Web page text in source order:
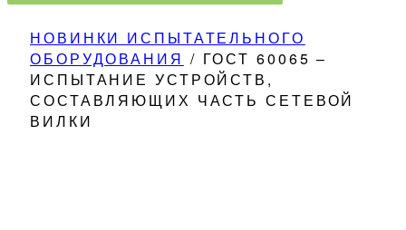
НОВИНКИ ИСПЫТАТЕЛЬНОГО
ОБОРУДОВАНИЯ / ГОСТ 60065 –
ИСПЫТАНИЕ УСТРОЙСТВ,
СОСТАВЛЯЮЩИХ ЧАСТЬ СЕТЕВОЙ
ВИЛКИ